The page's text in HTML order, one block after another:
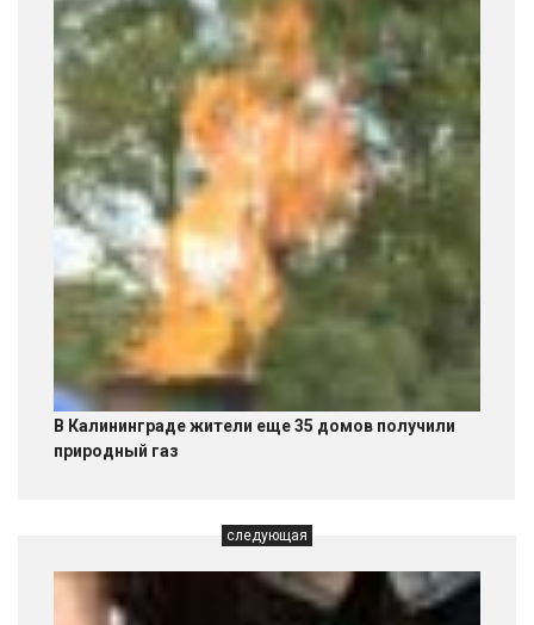
В Калининграде жители еще 35 домов получили
природный газ
следующая